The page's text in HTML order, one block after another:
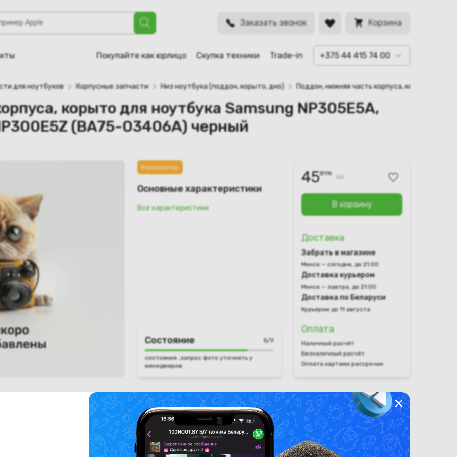
Заказать звонок Корзина
Покупайте как юрлицо Скупка техники Trade-in +375 44 415 74 00
для ноутбука Samsung NP305E5A, NP300E5A, NP305E5X, NP300E5Z
BYN
для ноутбуков Корпусные запчасти Низ ноутбука (поддон, корыто, дно) Поддон, нижняя часть корпуса, корыто для
корыто для ноутбука Samsung NP305E5A,
(BA75-03406A) черный
В рассрочку
Основные характеристики
Все характеристики
Состояние Б/У
состояние ,запрос фото уточнять у
менеджеров
45BYN 50
В корзину
Доставка
Забрать в магазине
Минск — сегодня, до 21:00
Доставка курьером
Минск — завтра, до 21:00
Доставка по Беларуси
Курьером до 11 августа
Оплата
Наличный расчёт
Безналичный расчёт
Оплата картами рассрочки